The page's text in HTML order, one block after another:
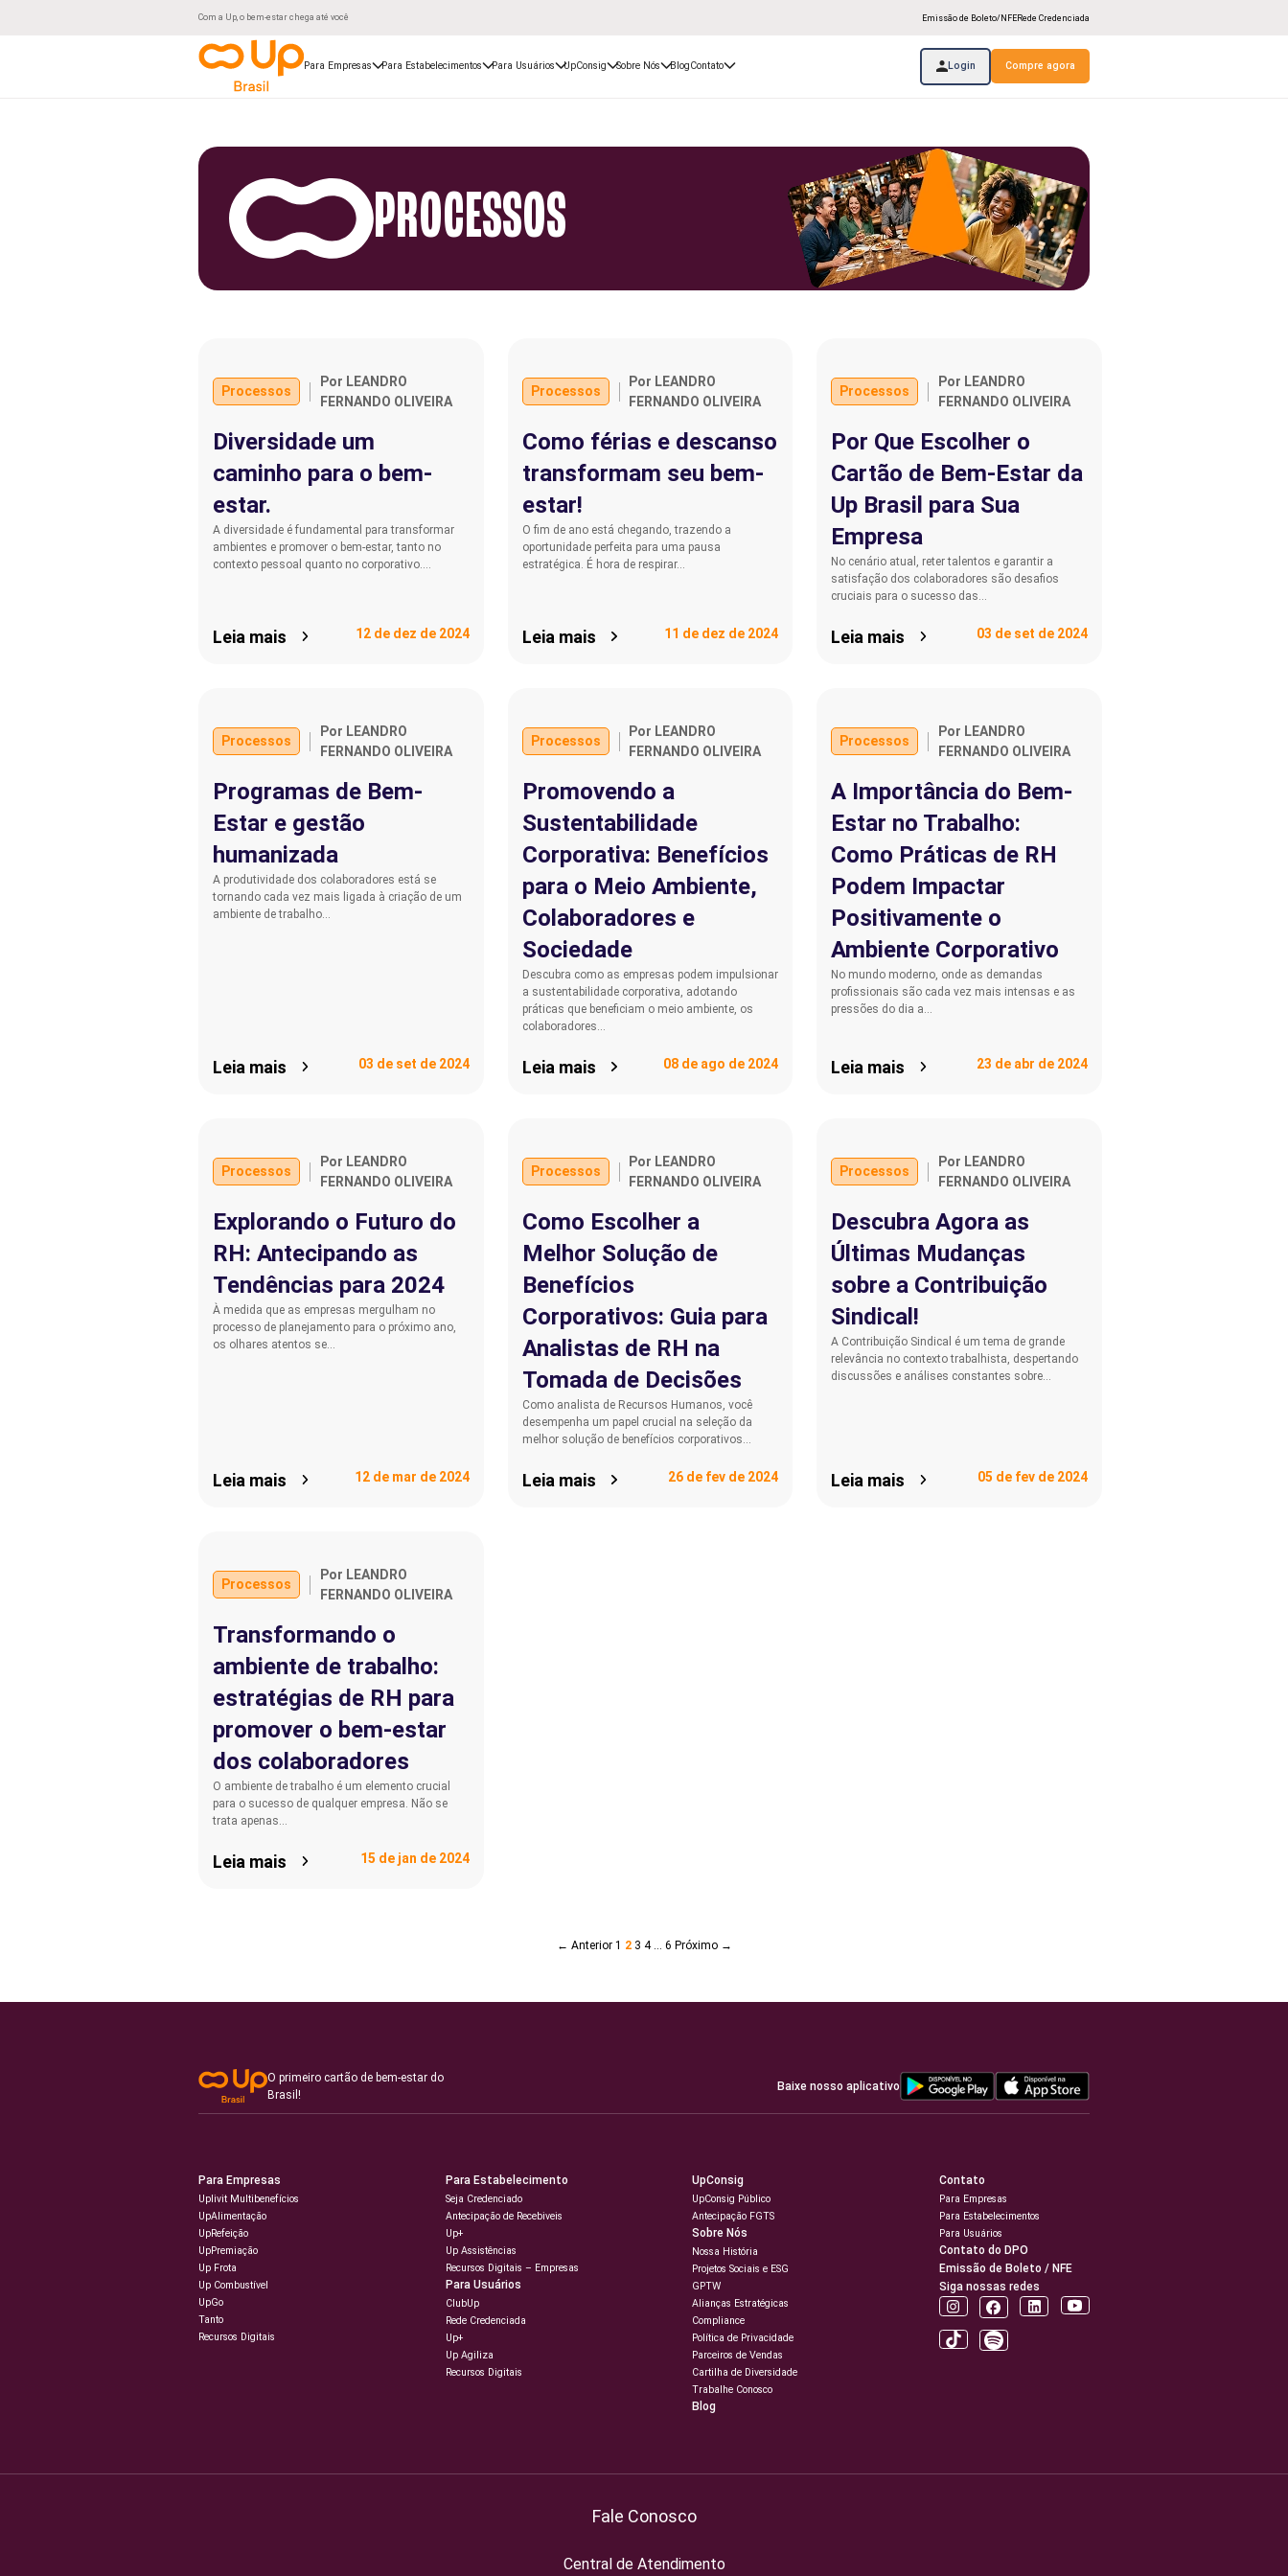
Com a Up, o bem-estar chega até você Emissão de Boleto/NFE Rede Credenciada
Para Empresas Para Estabelecimentos Para Usuários UpConsig Sobre Nós BlogContato Login Compre agora
PROCESSOS
Processos
Por LEANDRO
FERNANDO OLIVEIRA
Diversidade um
caminho para o bem-
estar.
A diversidade é fundamental para transformar
ambientes e promover o bem-estar, tanto no
contexto pessoal quanto no corporativo.…
Leia mais 12 de dez de 2024
Processos
Por LEANDRO
FERNANDO OLIVEIRA
Como férias e descanso
transformam seu bem-
estar!
O fim de ano está chegando, trazendo a
oportunidade perfeita para uma pausa
estratégica. É hora de respirar…
Leia mais 11 de dez de 2024
Processos
Por LEANDRO
FERNANDO OLIVEIRA
Por Que Escolher o
Cartão de Bem-Estar da
Up Brasil para Sua
Empresa
No cenário atual, reter talentos e garantir a
satisfação dos colaboradores são desafios
cruciais para o sucesso das…
Leia mais 03 de set de 2024
Processos
Por LEANDRO
FERNANDO OLIVEIRA
Programas de Bem-
Estar e gestão
humanizada
A produtividade dos colaboradores está se
tornando cada vez mais ligada à criação de um
ambiente de trabalho…
Leia mais 03 de set de 2024
Processos
Por LEANDRO
FERNANDO OLIVEIRA
Promovendo a
Sustentabilidade
Corporativa: Benefícios
para o Meio Ambiente,
Colaboradores e
Sociedade
Descubra como as empresas podem impulsionar
a sustentabilidade corporativa, adotando
práticas que beneficiam o meio ambiente, os
colaboradores…
Leia mais 08 de ago de 2024
Processos
Por LEANDRO
FERNANDO OLIVEIRA
A Importância do Bem-
Estar no Trabalho:
Como Práticas de RH
Podem Impactar
Positivamente o
Ambiente Corporativo
No mundo moderno, onde as demandas
profissionais são cada vez mais intensas e as
pressões do dia a…
Leia mais 23 de abr de 2024
Processos
Por LEANDRO
FERNANDO OLIVEIRA
Explorando o Futuro do
RH: Antecipando as
Tendências para 2024
À medida que as empresas mergulham no
processo de planejamento para o próximo ano,
os olhares atentos se…
Leia mais 12 de mar de 2024
Processos
Por LEANDRO
FERNANDO OLIVEIRA
Como Escolher a
Melhor Solução de
Benefícios
Corporativos: Guia para
Analistas de RH na
Tomada de Decisões
Como analista de Recursos Humanos, você
desempenha um papel crucial na seleção da
melhor solução de benefícios corporativos…
Leia mais 26 de fev de 2024
Processos
Por LEANDRO
FERNANDO OLIVEIRA
Descubra Agora as
Últimas Mudanças
sobre a Contribuição
Sindical!
A Contribuição Sindical é um tema de grande
relevância no contexto trabalhista, despertando
discussões e análises constantes sobre…
Leia mais 05 de fev de 2024
Processos
Por LEANDRO
FERNANDO OLIVEIRA
Transformando o
ambiente de trabalho:
estratégias de RH para
promover o bem-estar
dos colaboradores
O ambiente de trabalho é um elemento crucial
para o sucesso de qualquer empresa. Não se
trata apenas…
Leia mais 15 de jan de 2024
← Anterior 1 2 3 4 6 Próximo →
O primeiro cartão de bem-estar do
Brasil!
Baixe nosso aplicativo
Para Empresas
Uplivit Multibenefícios
UpAlimentação
UpRefeição
UpPremiação
Up Frota
Up Combustível
UpGo
Tanto
Recursos Digitais
Para Estabelecimento
Seja Credenciado
Antecipação de Recebiveis
Up+
Up Assistências
Recursos Digitais – Empresas
Para Usuários
ClubUp
Rede Credenciada
Up+
Up Agiliza
Recursos Digitais
UpConsig
UpConsig Público
Antecipação FGTS
Sobre Nós
Nossa História
Projetos Sociais e ESG
GPTW
Alianças Estratégicas
Compliance
Política de Privacidade
Parceiros de Vendas
Cartilha de Diversidade
Trabalhe Conosco
Blog
Contato
Para Empresas
Para Estabelecimentos
Para Usuários
Contato do DPO
Emissão de Boleto / NFE
Siga nossas redes
Fale Conosco
Central de Atendimento